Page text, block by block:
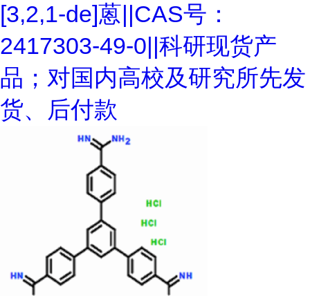
[3,2,1-de]蒽||CAS号：
2417303-49-0||科研现货产
品；对国内高校及研究所先发
货、后付款